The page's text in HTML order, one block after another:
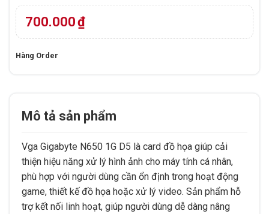
dựa trên
đánh giá
700.000₫
Hàng Order
Mô tả sản phẩm
Vga Gigabyte N650 1G D5 là card đồ họa giúp cải
thiện hiệu năng xử lý hình ảnh cho máy tính cá nhân,
phù hợp với người dùng cần ổn định trong hoạt động
game, thiết kế đồ họa hoặc xử lý video. Sản phẩm hỗ
trợ kết nối linh hoạt, giúp người dùng dễ dàng nâng